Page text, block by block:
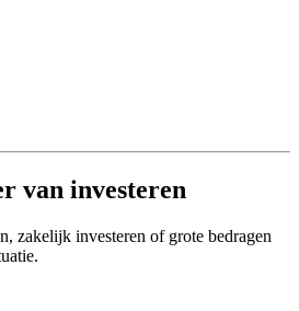
van investeren
zakelijk investeren of grote bedragen